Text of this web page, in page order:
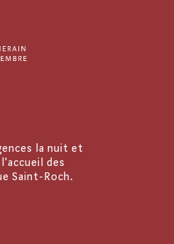
la nuit et
des
Saint-Roch.